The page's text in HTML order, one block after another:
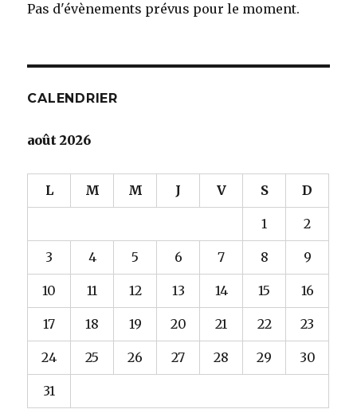
Pas d'évènements prévus pour le moment.
CALENDRIER
août 2026
L M M J V S D
1 2
3 4 5 6 7 8 9
10 11 12 13 14 15 16
17 18 19 20 21 22 23
24 25 26 27 28 29 30
31